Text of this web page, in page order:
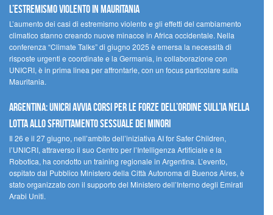
l’estremismo violento in Mauritania
L’aumento dei casi di estremismo violento e gli effetti del cambiamento
climatico stanno creando nuove minacce in Africa occidentale. Nella
conferenza “Climate Talks” di giugno 2025 è emersa la necessità di
risposte urgenti e coordinate e la Germania, in collaborazione con
UNICRI, è in prima linea per affrontarle, con un focus particolare sulla
Mauritania.
Argentina: UNICRI avvia corsi per le forze dell’ordine sull’IA nella
lotta allo sfruttamento sessuale dei minori
Il 26 e il 27 giugno, nell’ambito dell’iniziativa AI for Safer Children,
l’UNICRI, attraverso il suo Centro per l’Intelligenza Artificiale e la
Robotica, ha condotto un training regionale in Argentina. L’evento,
ospitato dal Pubblico Ministero della Città Autonoma di Buenos Aires, è
stato organizzato con il supporto del Ministero dell’Interno degli Emirati
Arabi Uniti.